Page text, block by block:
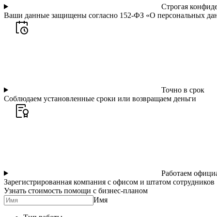
Строгая
Ваши данные защищены согласно 152-ФЗ «О персональных
Точно в срок
Соблюдаем установленные сроки или возвращаем деньги
Работаем
Зарегистрированная компания с офисом и штатом сотрудников
Узнать стоимость помощи с бизнес-планом
Имя